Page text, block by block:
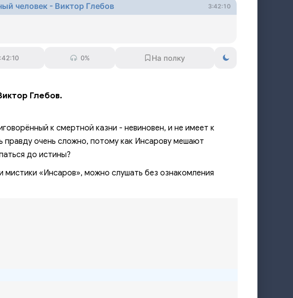
человек - Виктор Глебов 3:42:10
0%
Глебов.
к смертной казни - невиновен, и не имеет к
правду очень сложно, потому как Инсарову мешают
до истины?
«Инсаров», можно слушать без ознакомления